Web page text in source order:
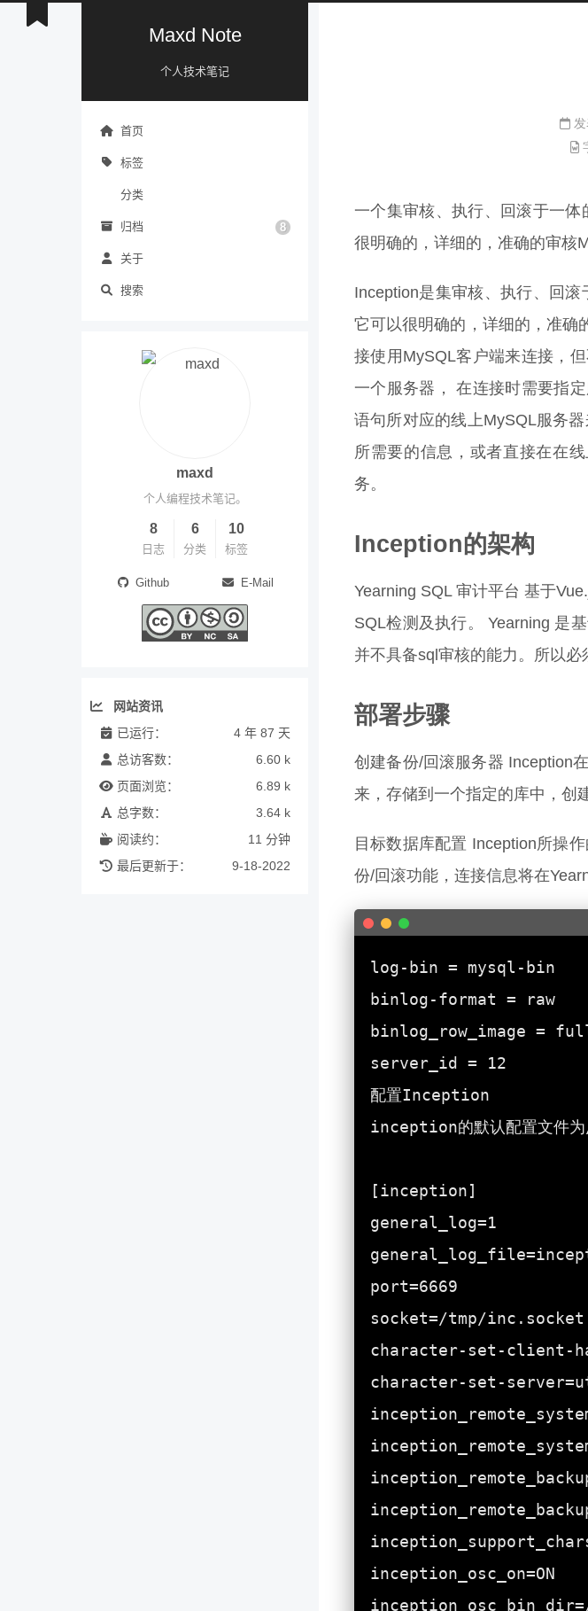
Maxd Note
个人技术笔记
首页
标签
分类
归档 8
关于
搜索
maxd
个人编程技术笔记。
8
日志
6
分类
10
标签
Github E-Mail
网站资讯
已运行：
4 年 87 天
总访客数：
6.60 k
页面浏览：
6.89 k
总字数：
3.64 k
阅读约：
11 分钟
最后更新于：
9-18-2022
发
一个集审核、执行、回滚于一
很明确的，详细的，准确的审核
Inception是集审核、执行、回
它可以很明确的，详细的，准确
接使用MySQL客户端来连接，
一个服务器， 在连接时需要指
语句所对应的线上MySQL服务
所需要的信息，或者直接在在
务。
Inception的架构
Yearning SQL 审计平台 基于
SQL检测及执行。 Yearning 是
并不具备sql审核的能力。所以必
部署步骤
创建备份/回滚服务器 Inception
来，存储到一个指定的库中，创
目标数据库配置 Inception所操
份/回滚功能，连接信息将在